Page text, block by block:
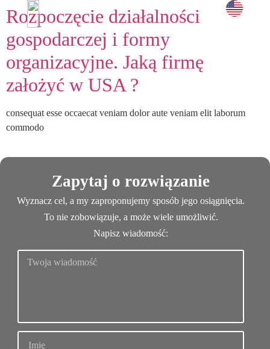
Rozpoczęcie działalności
gospodarczej i formy
organizacyjne. Jaką firmę
założyć w USA ?
consequat esse occaecat veniam dolor aute veniam elit laborum
commodo
Zapytaj o rozwiązanie
Wyznacz cel, a my zaproponujemy sposób jego osiągnięcia.
To nie zobowiązuje, a może wiele umożliwić.
Napisz wiadomość: